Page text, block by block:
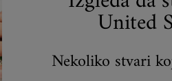
United
Nekoliko stvari